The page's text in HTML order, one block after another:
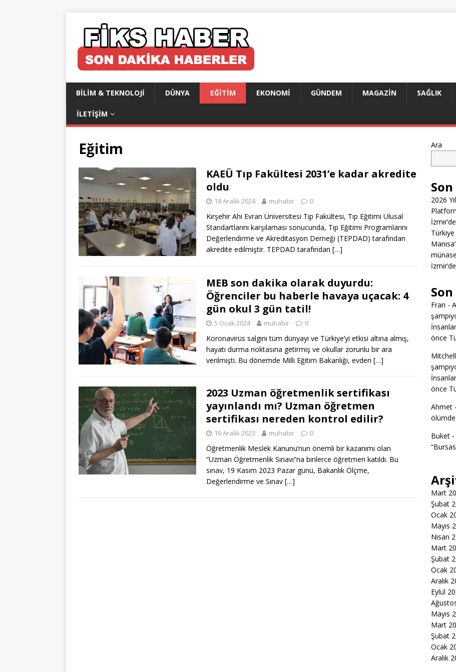
BILIM & TEKNOLOJI DÜNYA EĞITIM EKONOMI GÜNDEM MAGAZIN SAĞLIK
İLETIŞIM
Eğitim
KAEÜ Tıp Fakültesi 2031’e kadar akredite
oldu
18 Aralık 2024 muhabir 0
Kırşehir Ahi Evran Üniversitesi Tıp Fakültesi, Tıp Eğitimi Ulusal
Standartlarını karşılaması sonucunda, Tıp Eğitimi Programlarını
Değerlendirme ve Akreditasyon Derneği (TEPDAD) tarafından
akredite edilmiştir. TEPDAD tarafından […]
MEB son dakika olarak duyurdu:
Öğrenciler bu haberle havaya uçacak: 4
gün okul 3 gün tatil!
5 Ocak 2024 muhabir 0
Koronavirüs salgını tüm dünyayı ve Türkiye’yi etkisi altına almış,
hayatı durma noktasına getirmiş ve okullar zorunlu bir ara
verilmişti. Bu dönemde Milli Eğitim Bakanlığı, evden […]
2023 Uzman öğretmenlik sertifikası
yayınlandı mı? Uzman öğretmen
sertifikası nereden kontrol edilir?
19 Aralık 2023 muhabir 0
Öğretmenlik Meslek Kanunu’nun önemli bir kazanımı olan
“Uzman Öğretmenlik Sınavı”na binlerce öğretmen katıldı. Bu
sınav, 19 Kasım 2023 Pazar günü, Bakanlık Ölçme,
Değerlendirme ve Sınav […]
Ara
2026
Fran -
önce
Mitchell
önce
Ahmet-
Buket-
Mart
Şubat
Ocak
Mayıs
Nisan
Mart
Şubat
Ocak
Aralık
Eylül
Mayıs
Mart
Şubat
Ocak
Aralık